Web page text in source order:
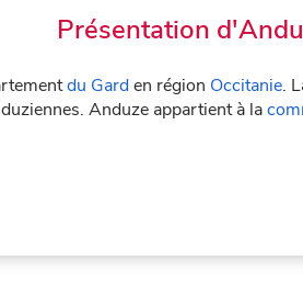
Présentation
du Garden région Occitanie.
Anduze appartient à la